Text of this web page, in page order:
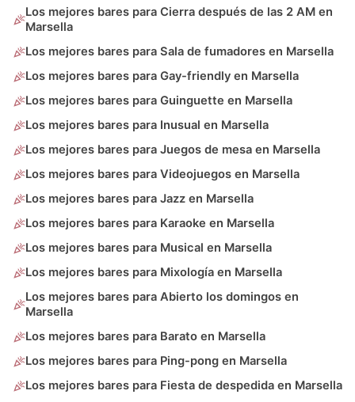
Los mejores bares para Cierra después de las 2 AM en
Marsella
Los mejores bares para Sala de fumadores en Marsella
Los mejores bares para Gay-friendly en Marsella
Los mejores bares para Guinguette en Marsella
Los mejores bares para Inusual en Marsella
Los mejores bares para Juegos de mesa en Marsella
Los mejores bares para Videojuegos en Marsella
Los mejores bares para Jazz en Marsella
Los mejores bares para Karaoke en Marsella
Los mejores bares para Musical en Marsella
Los mejores bares para Mixología en Marsella
Los mejores bares para Abierto los domingos en
Marsella
Los mejores bares para Barato en Marsella
Los mejores bares para Ping-pong en Marsella
Los mejores bares para Fiesta de despedida en Marsella